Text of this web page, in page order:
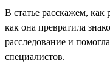
В статье расскажем, как
как она превратила
расследование и
специалистов.